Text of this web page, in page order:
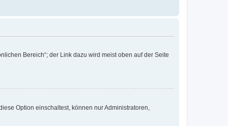
Bereich“; der Link dazu wird meist oben auf der Seite
Option einschaltest, können nur Administratoren,